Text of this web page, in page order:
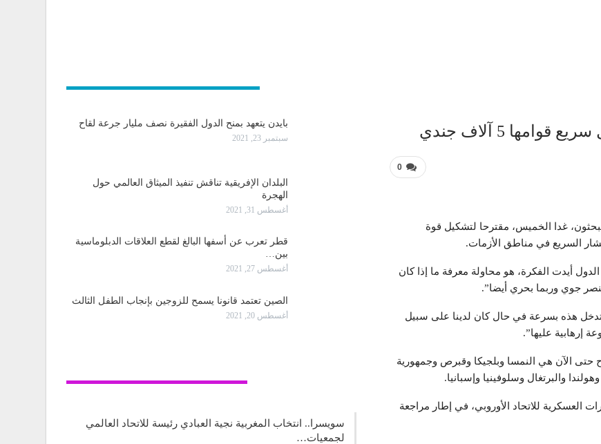
5 آلاف جندي
0
غدا الخميس، مقترحا لتشكيل قوة
أيدت الفكرة، هو محاولة معرفة ما إذا كان
هذه بسرعة في حال كان لدينا على سبيل
إرهابية عليها”.
الـ 14 التي أيدت الاقتراح حتى الآن هي النمسا وبلجيكا وقبرص وجمهورية
والبرتغال وسلوفينيا وإسبانيا.
دولة عضوا، تعزيز القدرات العسكرية للاتحاد الأوروبي، في إطار مراجعة
بايدن يتعهد بمنح الدول الفقيرة نصف مليار جرعة لقاح
سبتمبر 23, 2021
البلدان الإفريقية تناقش تنفيذ الميثاق العالمي حول
الهجرة
أغسطس 31, 2021
قطر تعرب عن أسفها البالغ لقطع العلاقات الدبلوماسية
بين…
أغسطس 27, 2021
الصين تعتمد قانونا يسمح للزوجين بإنجاب الطفل الثالث
أغسطس 20, 2021
سويسرا.. انتخاب المغربية نجية العبادي رئيسة للاتحاد العالمي
لجمعيات…